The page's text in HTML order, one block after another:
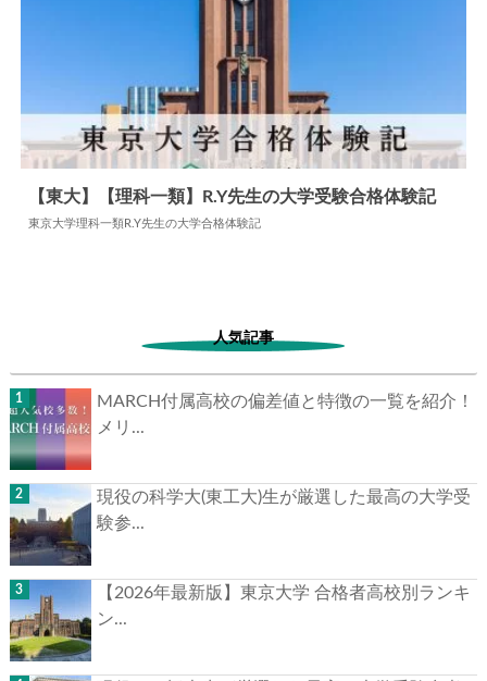
【東大】【理科一類】R.Y先生の大学受験合格体験記
東京大学理科一類R.Y先生の大学合格体験記
人気記事
MARCH付属高校の偏差値と特徴の一覧を紹介！
メリ...
現役の科学大(東工大)生が厳選した最高の大学受
験参...
【2026年最新版】東京大学 合格者高校別ランキ
ン...